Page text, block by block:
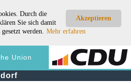
Akzeptieren
Durch die
Sie sich damit
werden. Mehr erfahren
Union